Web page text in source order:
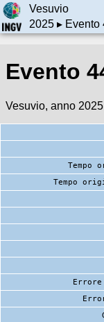
Vesuvio
2025▸ Evento
Evento
Vesuvio, anno 2025
Tempo
Tempo